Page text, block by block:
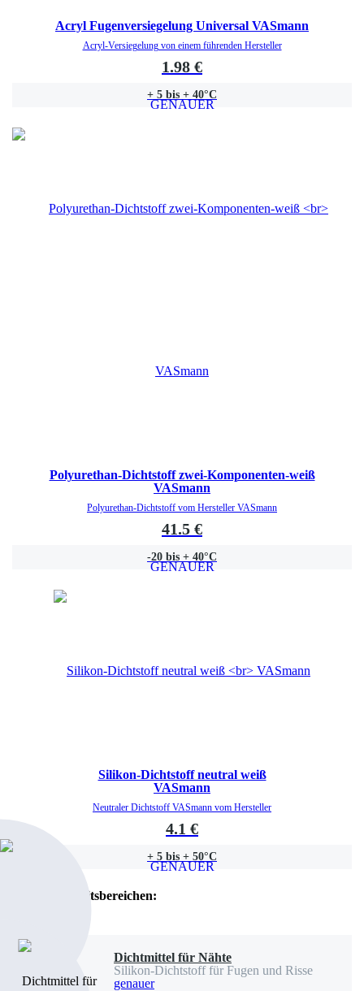
Acryl Fugenversiegelung Universal VASmann
Acryl-Versiegelung von einem führenden Hersteller
1.98 €
+ 5 bis + 40°C
GENAUER
Polyurethan-Dichtstoff zwei-Komponenten-weiß
VASmann
Polyurethan-Dichtstoff vom Hersteller VASmann
41.5 €
-20 bis + 40°C
GENAUER
Silikon-Dichtstoff neutral weiß
VASmann
Neutraler Dichtstoff VASmann vom Hersteller
4.1 €
+ 5 bis + 50°C
GENAUER
Nach Tätigkeitsbereichen:
Dichtmittel für Nähte
Silikon-Dichtstoff für Fugen und Risse
genauer